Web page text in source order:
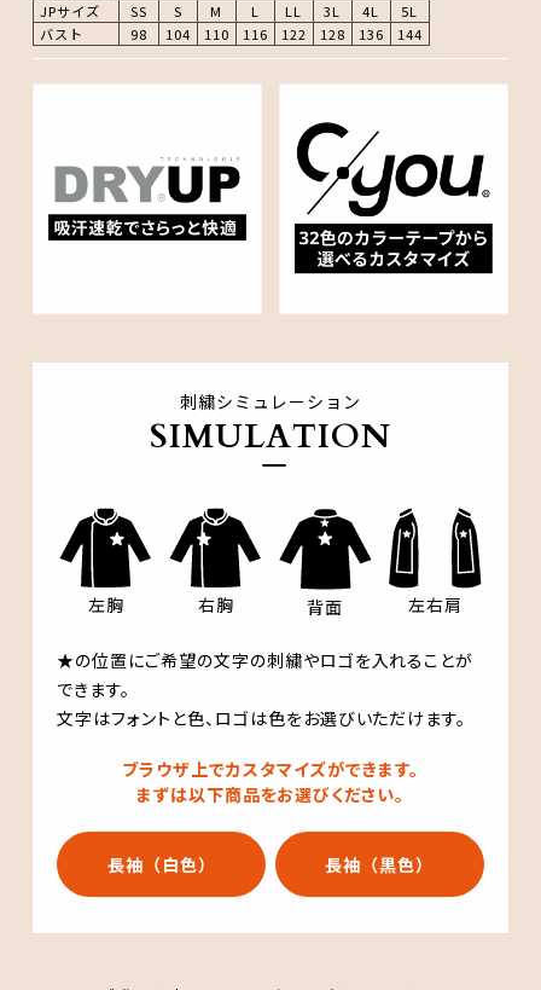
JPサイズ
SS S M L LL 3L 4L
5L
バスト
98 104 110 116 122 128 136 144
刺繍シミュレーション
SIMULATION
左胸 右胸 背面 左右肩
★の位置にご希望の文字の刺繍やロゴを入れることが
できます。
文字はフォントと色、ロゴは色をお選びいただけます。
ブラウザ上でカスタマイズができます。
まずは以下商品をお選びください。
長袖（白色） 長袖（黒色）